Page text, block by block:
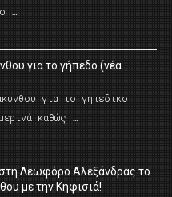
…
για το γήπεδο (νέα
για το γηπεδικο
καθώς …
Λεωφόρο Αλεξάνδρας το
με την Κηφισιά!